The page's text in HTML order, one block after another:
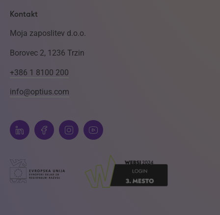
Kontakt
Moja zaposlitev d.o.o.
Borovec 2, 1236 Trzin
+386 1 8100 200
info@optius.com